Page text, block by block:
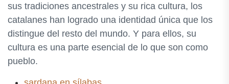
sus tradiciones ancestrales y su rica cultura, los
catalanes han logrado una identidad única que los
distingue del resto del mundo. Y para ellos, su
cultura es una parte esencial de lo que son como
pueblo.